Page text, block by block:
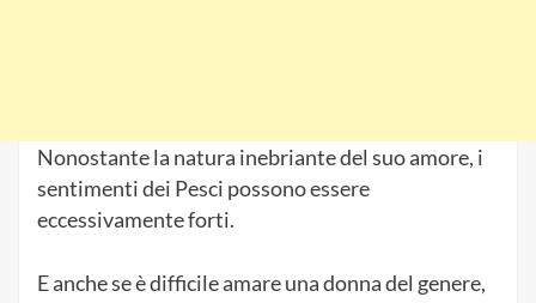
Nonostante la natura inebriante del suo amore, i
sentimenti dei Pesci possono essere
eccessivamente forti.
E anche se è difficile amare una donna del genere,